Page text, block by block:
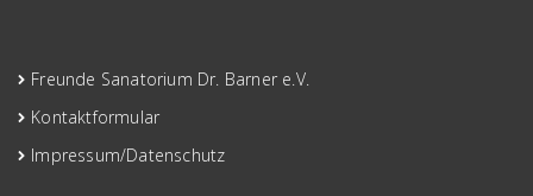
Freunde Sanatorium Dr. Barner e.V.
Kontaktformular
Impressum/Datenschutz